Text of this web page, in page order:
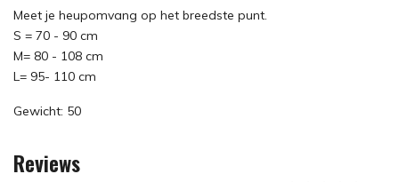
Meet je heupomvang op het breedste punt.
S = 70 - 90 cm
M= 80 - 108 cm
L= 95- 110 cm
Gewicht: 50
Reviews